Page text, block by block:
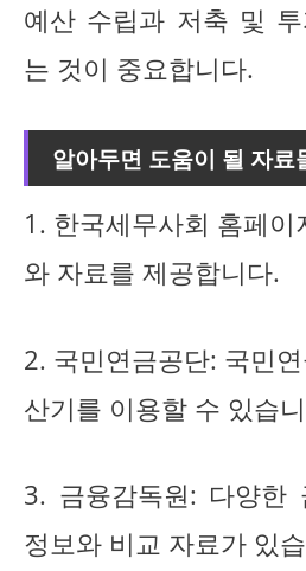
예산 수립과 저축 및
는 것이 중요합니다.
알아두면 도움이 될 자료
1. 한국세무사회 홈페
와 자료를 제공합니다.
2. 국민연금공단: 국민
산기를 이용할 수 있습
3. 금융감독원: 다양한
정보와 비교 자료가 있